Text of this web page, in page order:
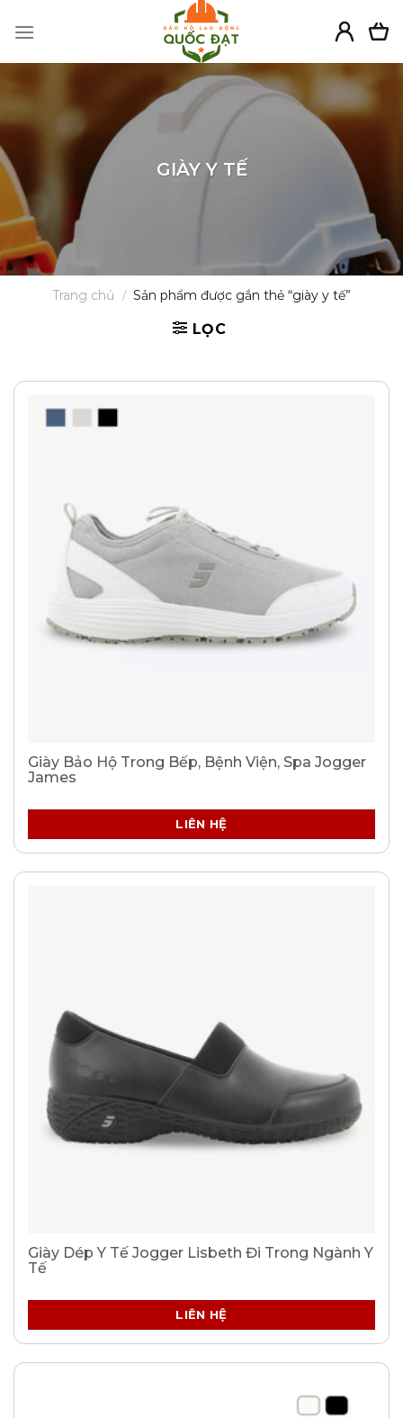
GIÀY Y TẾ
Trang chủ / Sản phẩm được gắn thẻ “giày y tế”
LỌC
Giày Bảo Hộ Trong Bếp, Bệnh Viện, Spa Jogger
James
LIÊN HỆ
Giày Dép Y Tế Jogger Lisbeth Đi Trong Ngành Y
Tế
LIÊN HỆ